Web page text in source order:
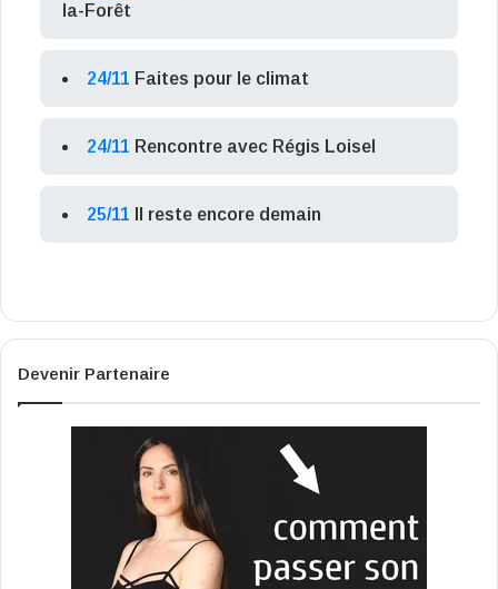
la-Forêt
24/11 Faites pour le climat
24/11 Rencontre avec Régis Loisel
25/11 Il reste encore demain
Devenir Partenaire